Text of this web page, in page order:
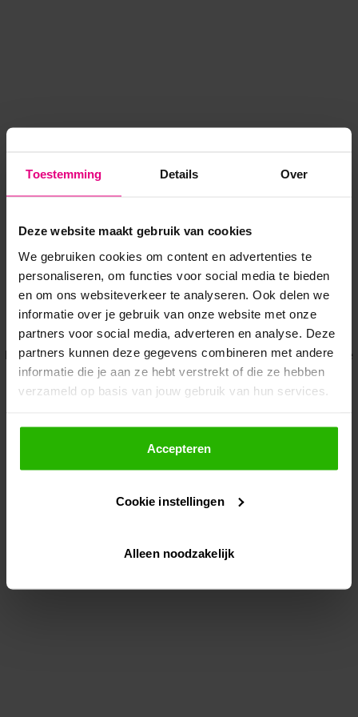
Toestemming Details Over
Deze website maakt gebruik van cookies
We gebruiken cookies om content en advertenties te
personaliseren, om functies voor social media te bieden
en om ons websiteverkeer te analyseren. Ook delen we
informatie over je gebruik van onze website met onze
partners voor social media, adverteren en analyse. Deze
partners kunnen deze gegevens combineren met andere
informatie die je aan ze hebt verstrekt of die ze hebben
verzameld op basis van jouw gebruik van hun services.
Als je op "Accepteer" klikt, dan geef je Voordeeluitjes.nl
toestemming om cookies voor social media en
gepersonaliseerde advertenties te plaatsen.
Lees hier meer over in onsprivacybeleid
Via "Cookie instellingen" kun je ook zelf instellen welke
Accepteren
Cookie instellingen
Alleen noodzakelijk
Application error: a client-side exception has occurred while
loadingwww.voordeeluitjes.nl (see the browser console for more
information).